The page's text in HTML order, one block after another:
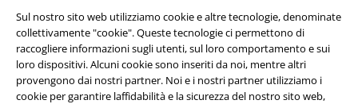
Sul nostro sito web utilizziamo cookie e altre tecnologie, denominate
collettivamente "cookie". Queste tecnologie ci permettono di
raccogliere informazioni sugli utenti, sul loro comportamento e sui
loro dispositivi. Alcuni cookie sono inseriti da noi, mentre altri
provengono dai nostri partner. Noi e i nostri partner utilizziamo i
cookie per garantire laffidabilità e la sicurezza del nostro sito web,
App EMP
Scarica la nuova app di EMP!